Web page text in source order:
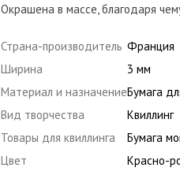
Окрашена в массе, благодаря
Страна-производитель Франция
Ширина
3 мм
Материал и назначениеБумага
Вид творчества
Квиллинг
Товары для квиллинга
Бумага
Цвет
Красно-